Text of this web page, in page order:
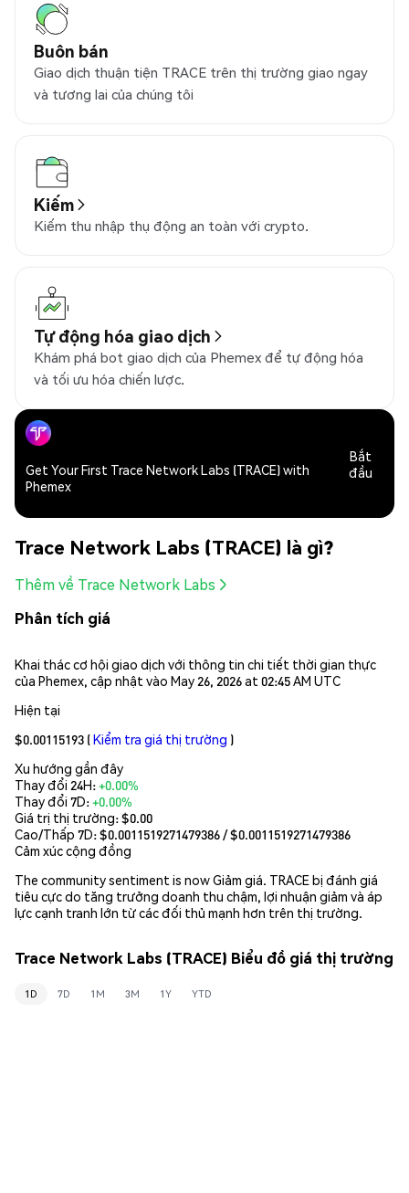
Buôn bán
Giao dịch thuận tiện TRACE trên thị trường giao ngay
và tương lai của chúng tôi
Kiếm
Kiếm thu nhập thụ động an toàn với crypto.
Tự động hóa giao dịch
Khám phá bot giao dịch của Phemex để tự động hóa
và tối ưu hóa chiến lược.
Get Your First Trace Network Labs (TRACE) with
Phemex
Bắt
đầu
Trace Network Labs (TRACE) là gì?
Thêm về Trace Network Labs
Phân tích giá
Khai thác cơ hội giao dịch với thông tin chi tiết thời gian thực
của Phemex, cập nhật vào May 26, 2026 at 02:45 AM UTC
Hiện tại
$0.00115193 (Kiểm tra giá thị trường )
Xu hướng gần đây
Thay đổi 24H:+0.00%
Thay đổi 7D:+0.00%
Giá trị thị trường:$0.00
Cao/Thấp 7D: $0.0011519271479386/ $0.0011519271479386
Cảm xúc cộng đồng
The community sentiment is now Giảm giá. TRACE bị đánh giá
tiêu cực do tăng trưởng doanh thu chậm, lợi nhuận giảm và áp
lực cạnh tranh lớn từ các đối thủ mạnh hơn trên thị trường.
Trace Network Labs (TRACE) Biểu đồ giá thị trường
1D 7D 1M 3M 1Y YTD